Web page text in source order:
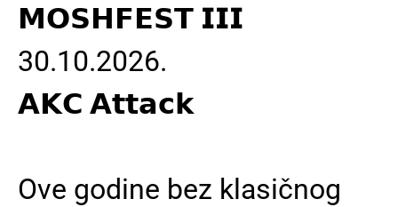
𝗠𝗢𝗦𝗛𝗙𝗘𝗦𝗧 𝗜𝗜𝗜
30.10.2026.
𝗔𝗞𝗖 𝗔𝘁𝘁𝗮𝗰𝗸
Ove godine bez klasičnog